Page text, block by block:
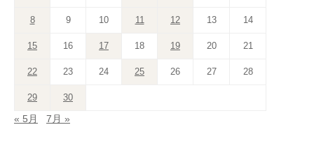
8 9 10 11 12 13 14
15 16 17 18 19 20 21
22 23 24 25 26 27 28
29 30
« 5月 7月 »